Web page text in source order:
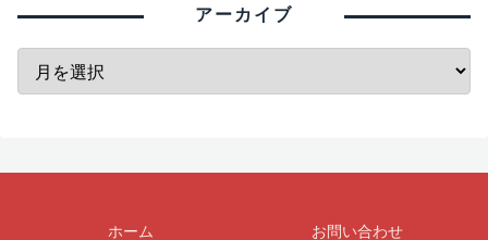
アーカイブ
ホーム お問い合わせ